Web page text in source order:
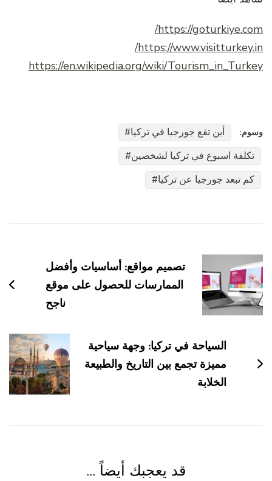
https://goturkiye.com/
https://www.visitturkey.in/
https://en.wikipedia.org/wiki/Tourism_in_Turkey
وسوم:
أين تقع جورجيا في تركيا
تكلفة اسبوع في تركيا لشخصين
كم تبعد جورجيا عن تركيا
بين
التدوينات
تصميم مواقع: أساسيات وأفضل
الممارسات للحصول على موقع
ناجح
السياحة في تركيا: وجهة سياحية
مميزة تجمع بين التاريخ والطبيعة
الخلابة
قد يعجبك أيضاً ...